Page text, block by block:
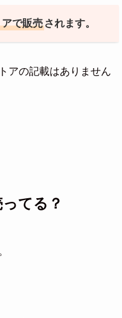
で販売されます。
アの記載はありません
てる？